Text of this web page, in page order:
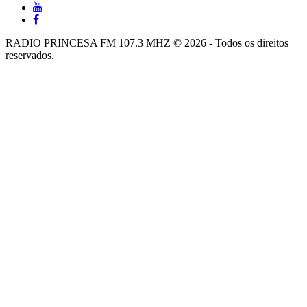
RADIO PRINCESA FM 107.3 MHZ © 2026 - Todos os direitos
reservados.